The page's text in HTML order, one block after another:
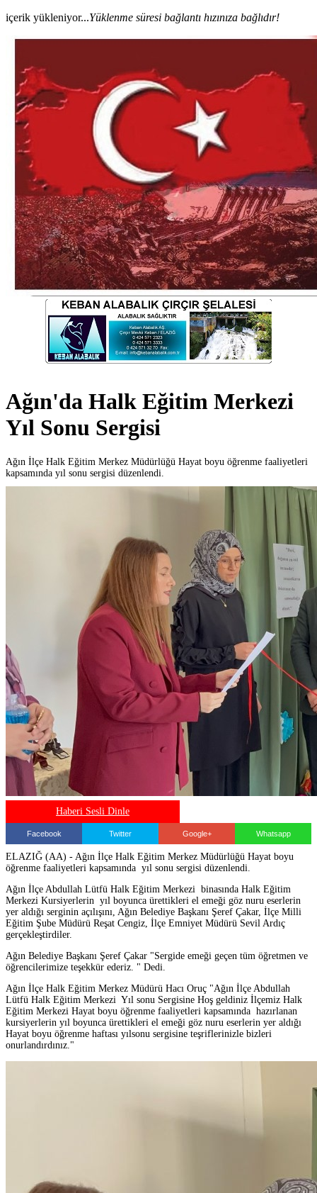
içerik yükleniyor...Yüklenme süresi bağlantı hızınıza bağlıdır!
Ağın'da Halk Eğitim Merkezi
Yıl Sonu Sergisi
Ağın İlçe Halk Eğitim Merkez Müdürlüğü Hayat boyu öğrenme faaliyetleri
kapsamında yıl sonu sergisi düzenlendi.
Haberi Sesli Dinle
Facebook Twitter Google+ Whatsapp
ELAZIĞ (AA) - Ağın İlçe Halk Eğitim Merkez Müdürlüğü Hayat boyu
öğrenme faaliyetleri kapsamında yıl sonu sergisi düzenlendi.
Ağın İlçe Abdullah Lütfü Halk Eğitim Merkezi binasında Halk Eğitim
Merkezi Kursiyerlerin yıl boyunca ürettikleri el emeği göz nuru eserlerin
yer aldığı serginin açılışını, Ağın Belediye Başkanı Şeref Çakar, İlçe Milli
Eğitim Şube Müdürü Reşat Cengiz, İlçe Emniyet Müdürü Sevil Ardıç
gerçekleştirdiler.
Ağın Belediye Başkanı Şeref Çakar "Sergide emeği geçen tüm öğretmen ve
öğrencilerimize teşekkür ederiz. " Dedi.
Ağın İlçe Halk Eğitim Merkez Müdürü Hacı Oruç "Ağın İlçe Abdullah
Lütfü Halk Eğitim Merkezi Yıl sonu Sergisine Hoş geldiniz İlçemiz Halk
Eğitim Merkezi Hayat boyu öğrenme faaliyetleri kapsamında hazırlanan
kursiyerlerin yıl boyunca ürettikleri el emeği göz nuru eserlerin yer aldığı
Hayat boyu öğrenme haftası yılsonu sergisine teşriflerinizle bizleri
onurlandırdınız."